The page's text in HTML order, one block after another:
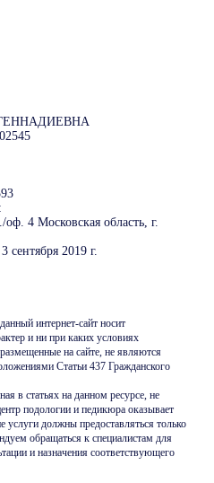
4 Московская область, г.
2019 г.
интернет-сайт носит
и ни при каких условиях
на сайте, не являются
Статьи 437 Гражданского
в статьях на данном ресурсе, не
подологии и педикюра оказывает
услуги должны предоставляться только
обращаться к специалистам для
и назначения соответствующего